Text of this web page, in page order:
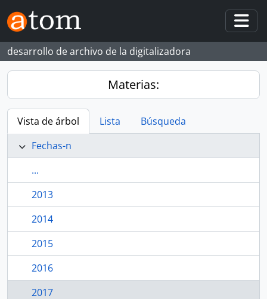
Skip to main content
desarrollo de archivo de la digitalizadora
Materias:
Vista de árbol Lista
Búsqueda
Fechas-n
...
2013
2014
2015
2016
2017